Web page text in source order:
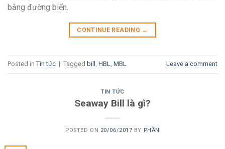
bằng đường biển.
CONTINUE READING →
Posted in Tin tức | Tagged bill , HBL, MBL Leave a comment
TIN TỨC
Seaway Bill là gì?
POSTED ON 20/06/2017 BY PHẦN